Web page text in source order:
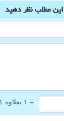
مطلبنظر دهید
= ۱ بعلاوه ۱